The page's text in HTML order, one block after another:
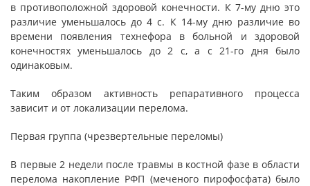
в противоположной здоровой конечности. К 7-му дню это
различие уменьшалось до 4 с. К 14-му дню различие во
времени появления технефора в больной и здоровой
конечностях уменьшалось до 2 с, а с 21-го дня было
одинаковым.
Таким образом активность репаративного процесса
зависит и от локализации перелома.
Первая группа (чрезвертельные переломы)
В первые 2 недели после травмы в костной фазе в области
перелома накопление РФП (меченого пирофосфата) было